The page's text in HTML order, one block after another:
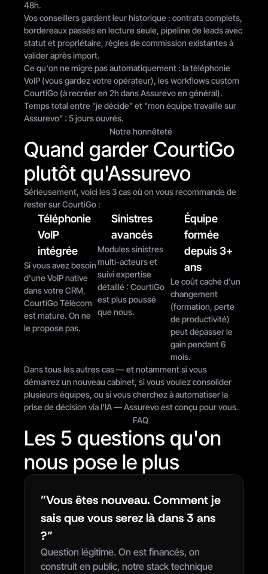
48h.
Vos conseillers gardent leur historique : contrats complets,
bordereaux passés en lecture seule, pipeline de leads avec
statut et propriétaire, règles de commission existantes à
valider après import.
Ce qu'on ne migre pas automatiquement : la téléphonie
VoIP (vous gardez votre opérateur), les workflows custom
CourtiGo (à recréer en 2h dans Assurevo en général).
Temps total entre "je décide" et "mon équipe travaille sur
Assurevo" : 5 jours ouvrés.
Notre honnêteté
Quand garder CourtiGo
plutôt qu'Assurevo
Sérieusement, voici les 3 cas où on vous recommande de
rester sur CourtiGo :
Téléphonie
VoIP
intégrée
Si vous avez besoin
d'une VoIP native
dans votre CRM,
CourtiGo Télécom
est mature. On ne
le propose pas.
Sinistres
avancés
Modules sinistres
multi-acteurs et
suivi expertise
détaillé : CourtiGo
est plus poussé
que nous.
Équipe
formée
depuis 3+
ans
Le coût caché d'un
changement
(formation, perte
de productivité)
peut dépasser le
gain pendant 6
mois.
Dans tous les autres cas — et notamment si vous
démarrez un nouveau cabinet, si vous voulez consolider
plusieurs équipes, ou si vous cherchez à automatiser la
prise de décision via l'IA — Assurevo est conçu pour vous.
FAQ
Les 5 questions qu'on
nous pose le plus
"Vous êtes nouveau. Comment je
sais que vous serez là dans 3 ans
?"
Question légitime. On est financés, on
construit en public, notre stack technique